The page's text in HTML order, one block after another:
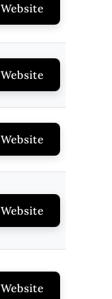
Website
Website
Website
Website
Website